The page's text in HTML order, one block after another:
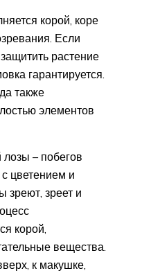
корой, коре
Если
растение
гарантируется.
также
элементов
– побегов
цветением и
зреют, зреет и
корой,
вещества.
к макушке,